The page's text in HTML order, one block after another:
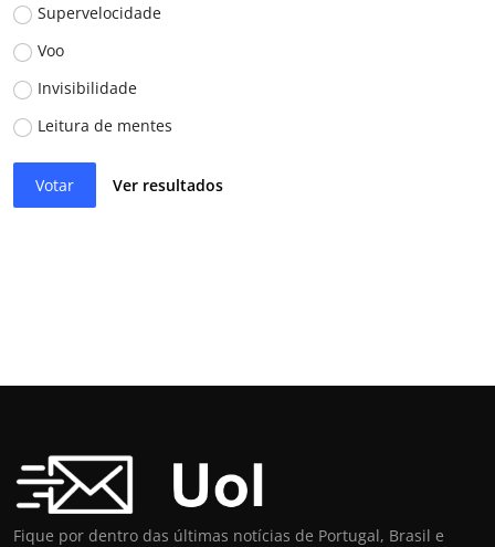
Supervelocidade
Voo
Invisibilidade
Leitura de mentes
Votar Ver resultados
Fique por dentro das últimas notícias de Portugal, Brasil e